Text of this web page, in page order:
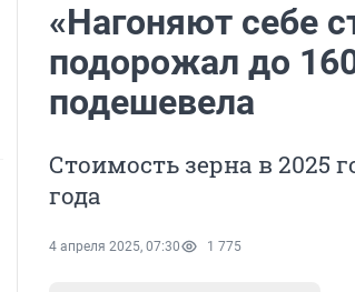
«Нагоняют себе
подорожал до
подешевела
Стоимость зерна в 2025
года
4 апреля 2025, 07:30 1 775